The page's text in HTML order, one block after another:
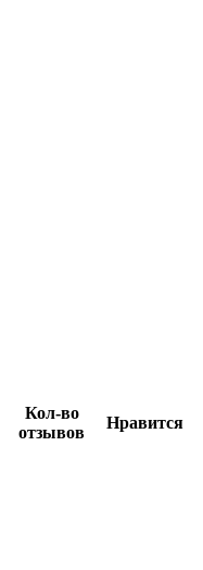
Кол-во
отзывов
Нравится